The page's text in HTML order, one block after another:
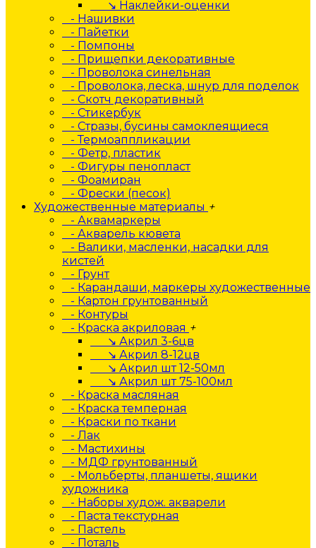
↘ Наклейки-оценки
- Нашивки
- Пайетки
- Помпоны
- Прищепки декоративные
- Проволока синельная
- Проволока, леска, шнур для поделок
- Скотч декоративный
- Стикербук
- Стразы, бусины самоклеящиеся
- Термоаппликации
- Фетр, пластик
- Фигуры пенопласт
- Фоамиран
- Фрески (песок)
Художественные материалы +
- Аквамаркеры
- Акварель кювета
- Валики, масленки, насадки для
кистей
- Грунт
- Карандаши, маркеры художественные
- Картон грунтованный
- Контуры
- Краска акриловая +
↘ Акрил 3-6цв
↘ Акрил 8-12цв
↘ Акрил шт 12-50мл
↘ Акрил шт 75-100мл
- Краска масляная
- Краска темперная
- Краски по ткани
- Лак
- Мастихины
- МДФ грунтованный
- Мольберты, планшеты, ящики
художника
- Наборы худож. акварели
- Паста текстурная
- Пастель
- Поталь